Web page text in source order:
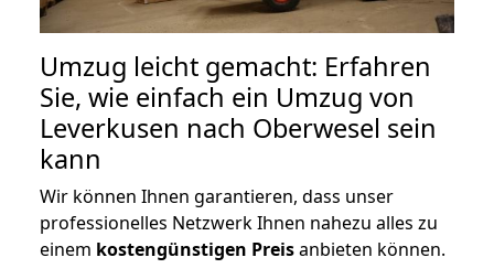
Umzug leicht gemacht: Erfahren
Sie, wie einfach ein Umzug von
Leverkusen nach Oberwesel sein
kann
Wir können Ihnen garantieren, dass unser
professionelles Netzwerk Ihnen nahezu alles zu
einem kostengünstigen Preisanbieten können.